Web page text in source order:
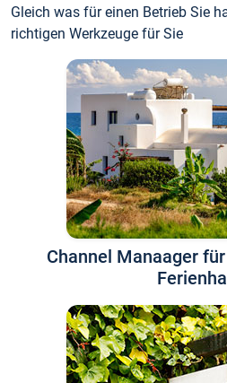
Gleich was für einen Betrieb Sie
richtigen Werkzeuge für Sie
Channel Manaager